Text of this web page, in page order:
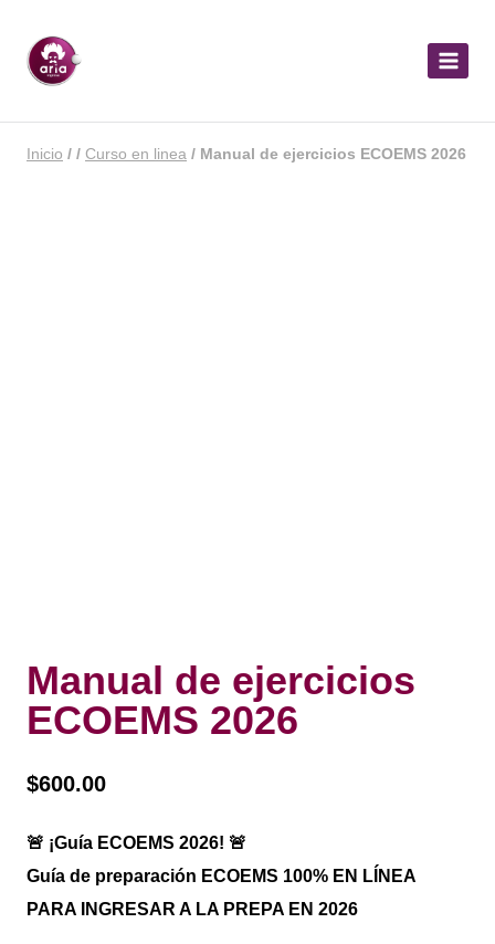
Inicio / / Curso en linea / Manual de ejercicios ECOEMS 2026
Manual de ejercicios
ECOEMS 2026
$600.00
🚨 ¡Guía ECOEMS 2026! 🚨
Guía de preparación ECOEMS 100% EN LÍNEA
PARA INGRESAR A LA PREPA EN 2026